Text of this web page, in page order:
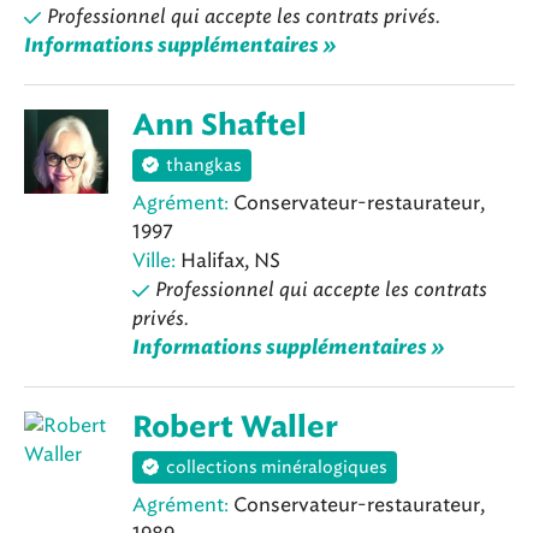
Professionnel qui accepte les contrats privés.
Informations supplémentaires »
Ann Shaftel
thangkas
Agrément: Conservateur-restaurateur,
1997
Ville: Halifax, NS
Professionnel qui accepte les contrats
privés.
Informations supplémentaires »
Robert Waller
collections minéralogiques
Agrément: Conservateur-restaurateur,